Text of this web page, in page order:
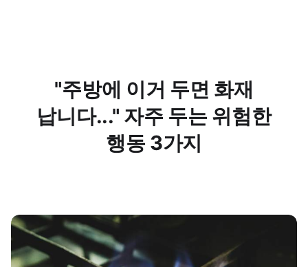
"주방에 이거 두면 화재
납니다..." 자주 두는 위험한
행동 3가지